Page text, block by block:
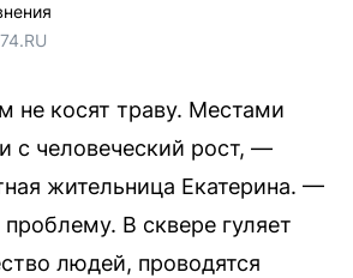
не косят траву. Местами
с человеческий рост, —
жительница Екатерина. —
В сквере гуляет
людей, проводятся